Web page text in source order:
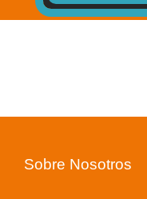
Sobre Nosotros